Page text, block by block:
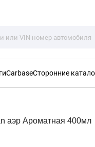
CarbaseСторонние
аэр Ароматная 400мл